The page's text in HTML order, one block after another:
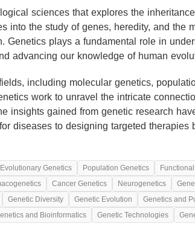
sciences that explores the
into the study of genes, heredity, and the
Genetics plays a fundamental role in
advancing our knowledge of human
including molecular genetics,
work to unravel the intricate
insights gained from genetic research
diseases to designing targeted therapies
Evolutionary Genetics Population Genetics
Cancer Genetics Neurogenetics
Genetic Diversity Genetic Evolution
Genetics and
and Bioinformatics Genetic Technologies